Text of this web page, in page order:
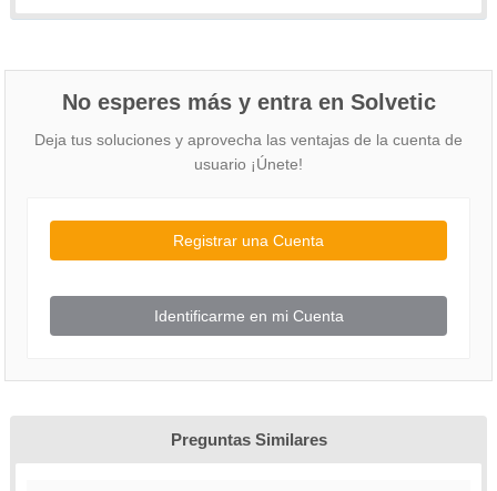
No esperes más y entra en Solvetic
Deja tus soluciones y aprovecha las ventajas de la cuenta de
usuario ¡Únete!
Registrar una Cuenta
Identificarme en mi Cuenta
Preguntas Similares